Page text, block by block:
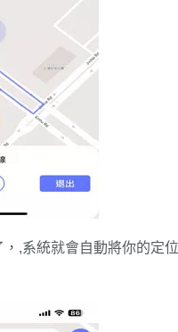
,系統就會自動將你的定